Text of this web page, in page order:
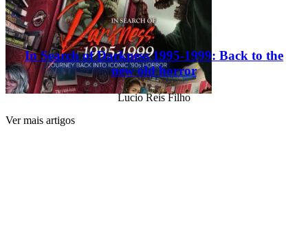
In Search of Darkness 1995-1999: Back to the
new old horror
Lucio Reis Filho
Ver mais artigos